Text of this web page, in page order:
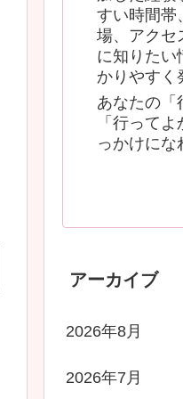
すい時間帯
場、アクセ
に知りたい
かりやすく
あなたの「
「行って
っかけにな
アーカイブ
2026年8月
2026年7月